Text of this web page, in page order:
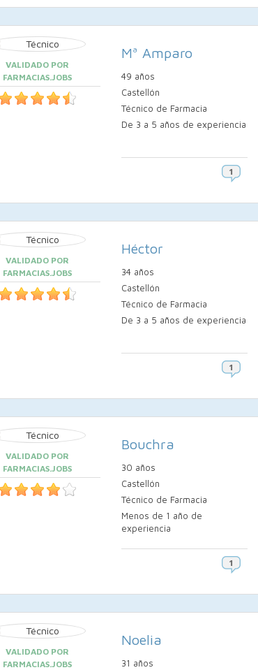
VALIDADO POR
FARMACIAS.JOBS
Mª Amparo
49 años
Castellón
Técnico de Farmacia
De 3 a 5 años de experiencia
VALIDADO POR
FARMACIAS.JOBS
Héctor
34 años
Castellón
Técnico de Farmacia
De 3 a 5 años de experiencia
VALIDADO POR
FARMACIAS.JOBS
Bouchra
30 años
Castellón
Técnico de Farmacia
Menos de 1 año de
experiencia
VALIDADO POR
FARMACIAS.JOBS
Noelia
31 años